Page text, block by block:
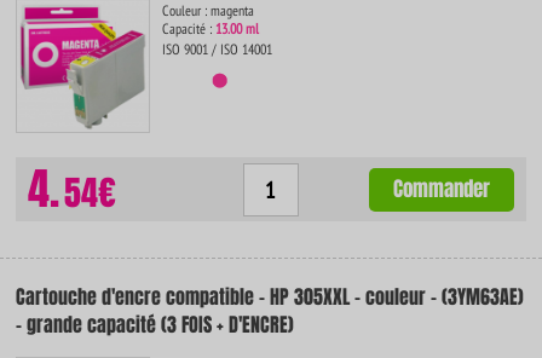
Couleur : magenta
Capacité : 13.00 ml
ISO 9001 / ISO 14001
4.54€ Commander
Cartouche d'encre compatible - HP 305XXL - couleur - (3YM63AE)
- grande capacité (3 FOIS + D'ENCRE)